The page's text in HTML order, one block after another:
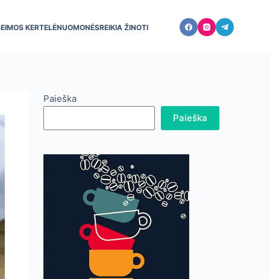
KERTELĖNUOMONĖSREIKIA ŽINOTI
Paieška
Paieška